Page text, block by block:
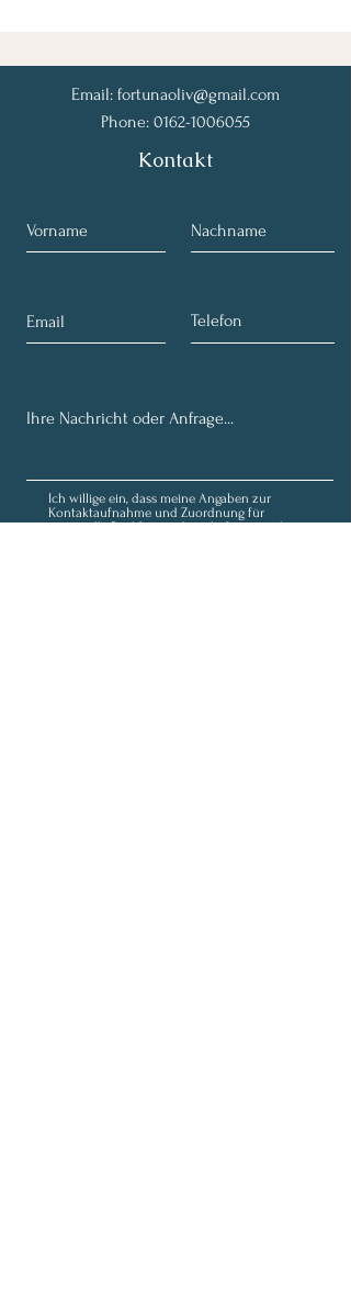
Email: fortunaoliv@gmail.com
Phone: 0162-1006055
Kontakt
Ich willige ein, dass meine Angaben zur
Kontaktaufnahme und Zuordnung für
eventuelle Rückfragen dauerhaft gespeichert